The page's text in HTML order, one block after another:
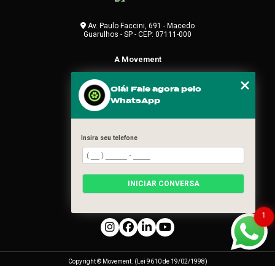
Av. Paulo Faccini, 691 - Macedo
Guarulhos - SP - CEP: 07111-000
A Movement
Empresa
Contato
Categorias
Mapa do site
Copyright © Movement. (Lei 9610 de 19/02/1998)
1
Olá! Fale agora pelo
WhatsApp
Insira seu telefone
INICIAR CONVERSA